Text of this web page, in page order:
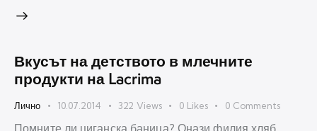
Вкусът на детството в млечните
продукти на Lacrima
Лично 10.07.2014 322 Views 0 Likes 0 Comments